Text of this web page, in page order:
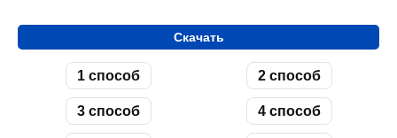
Скачать
1 способ 2 способ
3 способ 4 способ